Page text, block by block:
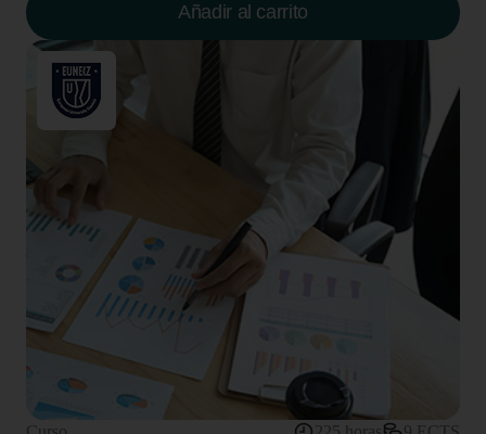
Añadir al carrito